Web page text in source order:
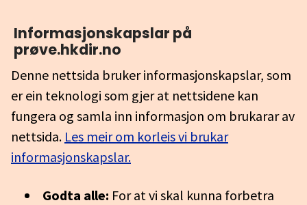
Informasjonskapslar på
prøve.hkdir.no
Denne nettsida bruker informasjonskapslar, som
er ein teknologi som gjer at nettsidene kan
fungera og samla inn informasjon om brukarar av
nettsida. Les meir om korleis vi brukar
informasjonskapslar.
Godta alle: For at vi skal kunna forbetra